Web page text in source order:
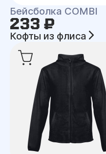
Бейсболка COMBI
233 ₽
Кофты из флиса